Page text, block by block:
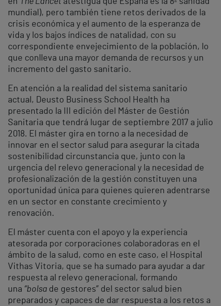
mundial), pero también tiene retos derivados de la
crisis económica y el aumento de la esperanza de
vida y los bajos índices de natalidad, con su
correspondiente envejecimiento de la población, lo
que conlleva una mayor demanda de recursos y un
incremento del gasto sanitario.
En atención a la realidad del sistema sanitario
actual, Deusto Business School Health ha
presentado la III edición del Máster de Gestión
Sanitaria que tendrá lugar de septiembre 2017 a julio
2018. El máster gira en torno a la necesidad de
innovar en el sector salud para asegurar la citada
sostenibilidad circunstancia que, junto con la
urgencia del relevo generacional y la necesidad de
profesionalización de la gestión constituyen una
oportunidad única para quienes quieren adentrarse
en un sector en constante crecimiento y
renovación.
El máster cuenta con el apoyo y la experiencia
atesorada por corporaciones colaboradoras en el
ámbito de la salud, como en este caso, el Hospital
Vithas Vitoria, que se ha sumado para ayudar a dar
respuesta al relevo generacional, formando
una “bolsa de gestores” del sector salud bien
preparados y capaces de dar respuesta a los retos a